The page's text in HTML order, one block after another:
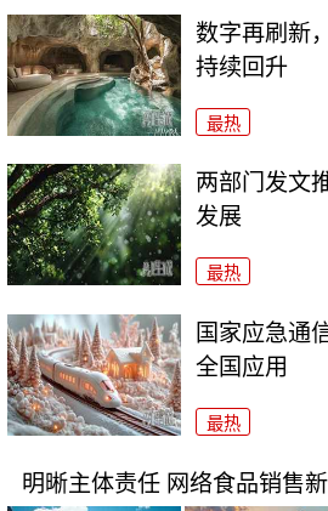
数字再刷新
持续回升
最热
两部门发文
发展
最热
国家应急通
全国应用
最热
明晰主体责任 网络食品销售